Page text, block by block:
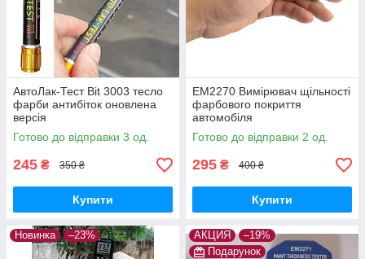
АвтоЛак-Тест Bit 3003 тесло
фарби антибіток оновлена
версія
Готово до відправки 3 од.
245 ₴ 350 ₴
Купити
EM2270 Вимірювач щільності
фарбового покриття
автомобіля
Готово до відправки 2 од.
295 ₴ 400 ₴
Купити
Новинка –23% АКЦИЯ
–19%
Подарунок